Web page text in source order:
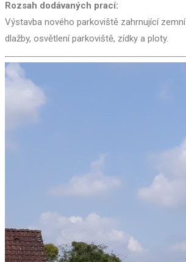
Rozsah dodávaných prací:
Výstavba nového parkoviště zahrnující
dlažby, osvětlení parkoviště, zídky a ploty.